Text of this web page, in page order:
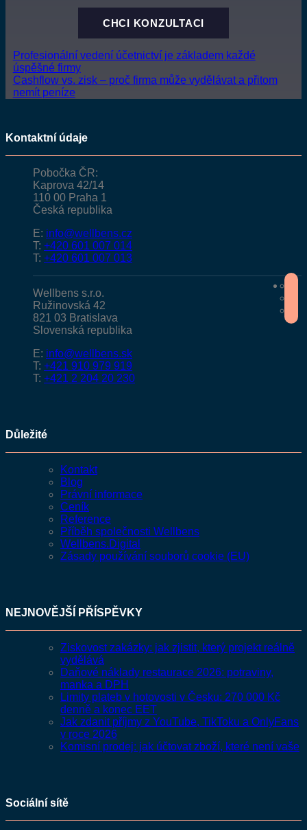
CHCI KONZULTACI
Profesionální vedení účetnictví je základem každé
úspěšné firmy
Cashflow vs. zisk – proč firma může vydělávat a přitom
nemít peníze
Kontaktní údaje
Pobočka ČR:
Kaprova 42/14
110 00 Praha 1
Česká republika
E: info@wellbens.cz
T: +420 601 007 014
T: +420 601 007 013
Wellbens s.r.o.
Ružinovská 42
821 03 Bratislava
Slovenská republika
E: info@wellbens.sk
T: +421 910 979 919
T: +421 2 204 20 230
Důležité
Kontakt
Blog
Právní informace
Ceník
Reference
Příběh společnosti Wellbens
Wellbens.Digital
Zásady používání souborů cookie (EU)
NEJNOVĚJŠÍ PŘÍSPĚVKY
Ziskovost zakázky: jak zjistit, který projekt reálně
vydělává
Daňové náklady restaurace 2026: potraviny,
manka a DPH
Limity plateb v hotovosti v Česku: 270 000 Kč
denně a konec EET
Jak zdanit příjmy z YouTube, TikToku a OnlyFans
v roce 2026
Komisní prodej: jak účtovat zboží, které není vaše
Sociální sítě